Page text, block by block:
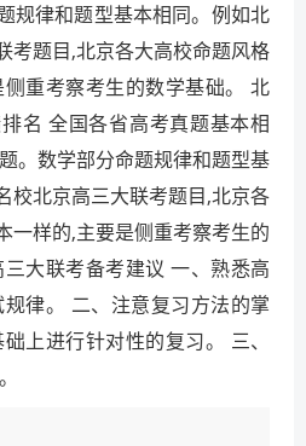
规律和题型基本相同。例如北
考题目,北京各大高校命题风格
重考察考生的数学基础。 北
名 全国各省高考真题基本相
。数学部分命题规律和题型基
校北京高三大联考题目,北京各
一样的,主要是侧重考察考生的
大联考备考建议 一、熟悉高
律。 二、注意复习方法的掌
上进行针对性的复习。 三、